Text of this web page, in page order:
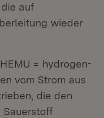
auf
wieder
= hydrogen-
vom Strom aus
die den
Sauerstoff